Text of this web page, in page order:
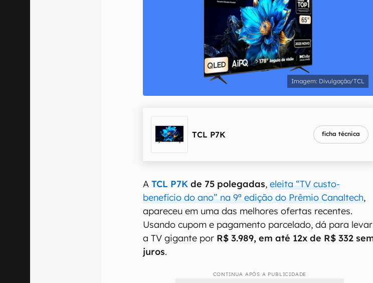
Confirmo que li, aceito e concordo com os
Divulgação/TCL
TCL P7K ficha técnica
ATCL P7K de 75 polegadas,eleita “TV custo-
benefício do ano” na 9ª edição do Prêmio Canaltech,
apareceu em uma das melhores ofertas recentes.
Usando cupom e pagamento parcelado, dá para levar
a TV gigante por R$ 3.989, em até 12x de R$ 332
juros.
CONTINUA APÓS A PUBLICIDADE